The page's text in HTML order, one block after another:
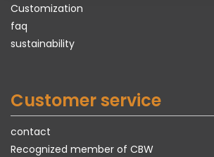
Customization
faq
sustainability
Customer service
contact
Recognized member of CBW